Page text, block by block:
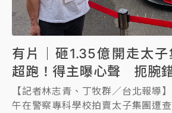
有片｜砸1.35億開走太子
超跑！得主曝心聲 扼腕
【記者林志青、丁牧群／台北報導
午在警察專科學校拍賣太子集團遭